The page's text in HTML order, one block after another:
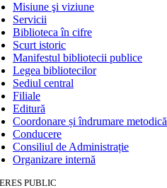
Misiune şi viziune
Servicii
Biblioteca în cifre
Scurt istoric
Manifestul bibliotecii publice
Legea bibliotecilor
Sediul central
Filiale
Editură
Coordonare și îndrumare metodică
Conducere
Consiliul de Administrație
Organizare internă
PUBLIC